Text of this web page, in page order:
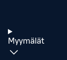
Myymälät